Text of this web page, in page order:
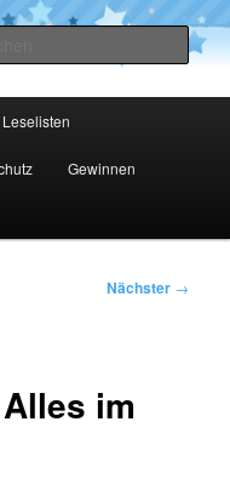
Gewinnen
Nächster →
im